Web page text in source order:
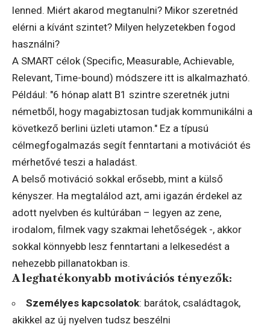
lenned. Miért akarod megtanulni? Mikor szeretnéd
elérni a kívánt szintet? Milyen helyzetekben fogod
használni?
A SMART célok (Specific, Measurable, Achievable,
Relevant, Time-bound) módszere itt is alkalmazható.
Például: "6 hónap alatt B1 szintre szeretnék jutni
németből, hogy magabiztosan tudjak kommunikálni a
következő berlini üzleti utamon." Ez a típusú
célmegfogalmazás segít fenntartani a motivációt és
mérhetővé teszi a haladást.
A belső motiváció sokkal erősebb, mint a külső
kényszer. Ha megtalálod azt, ami igazán érdekel az
adott nyelvben és kultúrában – legyen az zene,
irodalom, filmek vagy szakmai lehetőségek -, akkor
sokkal könnyebb lesz fenntartani a lelkesedést a
nehezebb pillanatokban is.
A leghatékonyabb motivációs tényezők:
Személyes kapcsolatok: barátok, családtagok,
akikkel az új nyelven tudsz beszélni